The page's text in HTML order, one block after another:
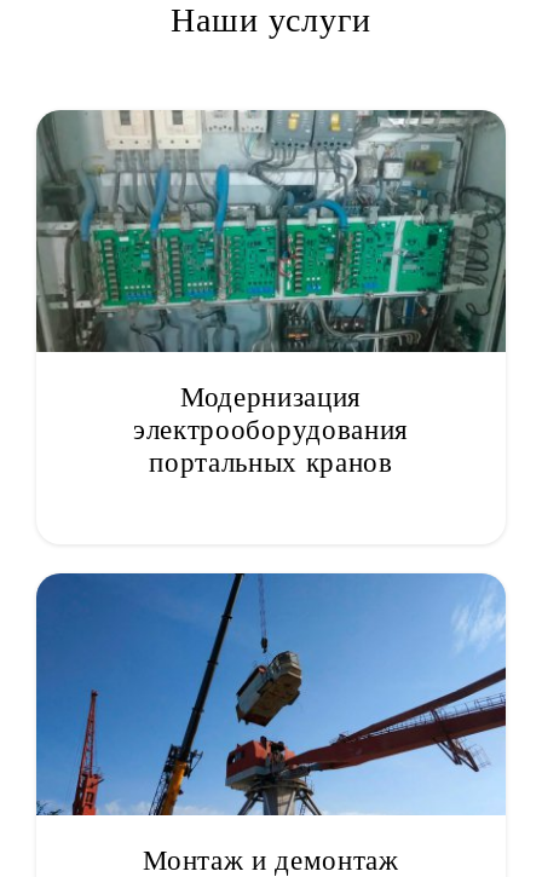
Наши услуги
Модернизация
электрооборудования
портальных кранов
Монтаж и демонтаж